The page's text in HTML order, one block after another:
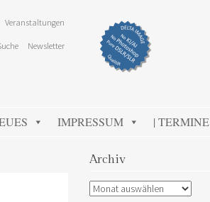
Veranstaltungen
Newsletter
IMPRESSUM | TERMINE
Archiv
Archiv